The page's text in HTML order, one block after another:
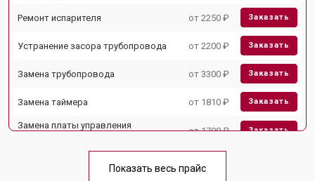
Ремонт испарителя от 2250 ₽ Заказать
Устранение засора трубопровода от 2200 ₽ Заказать
Замена трубопровода от 3300 ₽ Заказать
Замена таймера от 1810 ₽ Заказать
Замена платы управления
от 1700 ₽ Заказать
Ремонт/замена датчика
Показать весь прайс